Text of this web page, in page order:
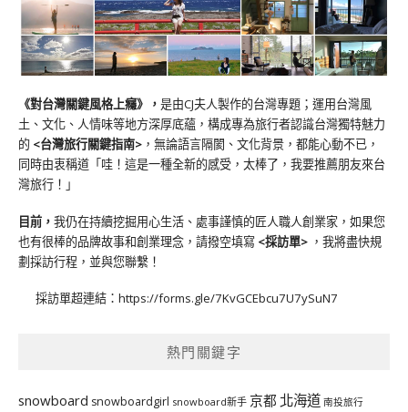
《對台灣關鍵風格上癮》 ， 是由CJ夫人製作的台灣專題；運用台灣風
土、文化、人情味等地方深厚底蘊，構成專為旅行者認識台灣獨特魅力
的 <台灣旅行關鍵指南> ，無論語言隔閡、文化背景，都能心動不已，
同時由衷稱道「哇！這是一種全新的感受，太棒了，我要推薦朋友來台
灣旅行！」
目前， 我仍在持續挖掘用心生活、處事謹慎的匠人職人創業家，如果您
也有很棒的品牌故事和創業理念，請撥空填寫 <採訪單> ，我將盡快規
劃採訪行程，並與您聯繫！
採訪單超連結： https://forms.gle/7KvGCEbcu7U7ySuN7
熱門關鍵字
snowboard snowboardgirl snowboard新手 京都 北海道 南投旅行